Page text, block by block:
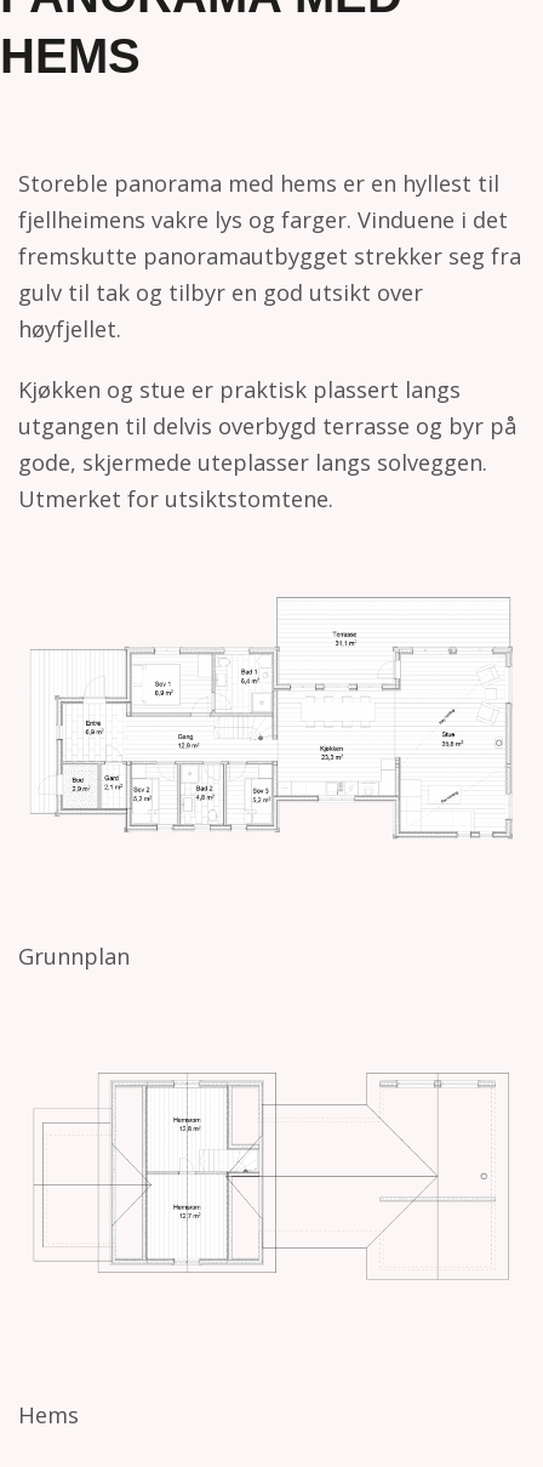
h
oHEMS
Storeble panorama med hems er en hyllest til
fjellheimens vakre lys og farger. Vinduene i det
fremskutte panoramautbygget strekker seg fra
gulv til tak og tilbyr en god utsikt over
høyfjellet.
Kjøkken og stue er praktisk plassert langs
utgangen til delvis overbygd terrasse og byr på
gode, skjermede uteplasser langs solveggen.
Utmerket for utsiktstomtene.
Grunnplan
Hems